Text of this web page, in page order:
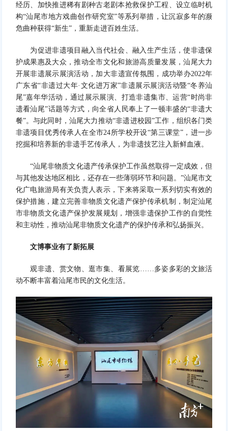
经历、加快推进稀有剧种古老剧本抢救保护工程、设立临时机
构“汕尾市地方戏曲创作研究室”等系列举措，让沉寂多年的濒
危曲种获得“新生”，重新走进百姓生活。
为促进非遗项目融入当代社会、融入生产生活，使非遗保
护成果惠及大众，推动全市文化和旅游高质量发展，汕尾大力
开展非遗展示展演活动，加大非遗宣传氛围，成功举办2022年
广东省“非遗过大年·文化进万家”非遗展示展演活动暨“冬养汕
尾”嘉年华活动，通过展示展演、打造非遗集市、运营“时尚非
遗看汕尾”话题等方式，向全省人民奉上了一顿丰盛的“非遗大
餐”。与此同时，汕尾大力推动“非遗进校园”工作，组织各门类
非遗项目优秀传承人在全市24所学校开设“第三课堂”，进一步
挖掘和培养新的非遗手艺传承人，为非遗技艺注入新鲜血液。
“汕尾非物质文化遗产传承保护工作虽然取得一定成效，但
与其他发达地区相比，还存在一些薄弱环节和问题。”汕尾市文
化广电旅游局有关负责人表示，下来将采取一系列切实有效的
保护措施，建立完善非物质文化遗产保护传承机制，制定汕尾
市非物质文化遗产保护发展规划，增强非遗保护工作的自觉性
和主动性，推动汕尾非物质文化遗产的保护传承和弘扬振兴。
文博事业有了新拓展
观非遗、赏文物、逛市集、看展览……多姿多彩的文旅活
动不断丰富着汕尾市民的文化生活。